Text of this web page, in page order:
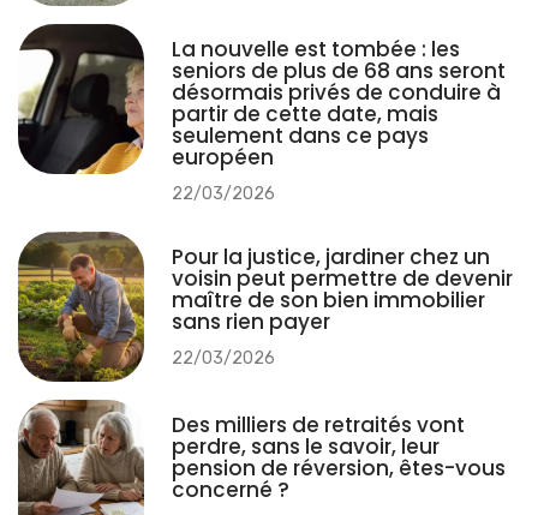
La nouvelle est tombée : les
seniors de plus de 68 ans seront
désormais privés de conduire à
partir de cette date, mais
seulement dans ce pays
européen
22/03/2026
Pour la justice, jardiner chez un
voisin peut permettre de devenir
maître de son bien immobilier
sans rien payer
22/03/2026
Des milliers de retraités vont
perdre, sans le savoir, leur
pension de réversion, êtes-vous
concerné ?